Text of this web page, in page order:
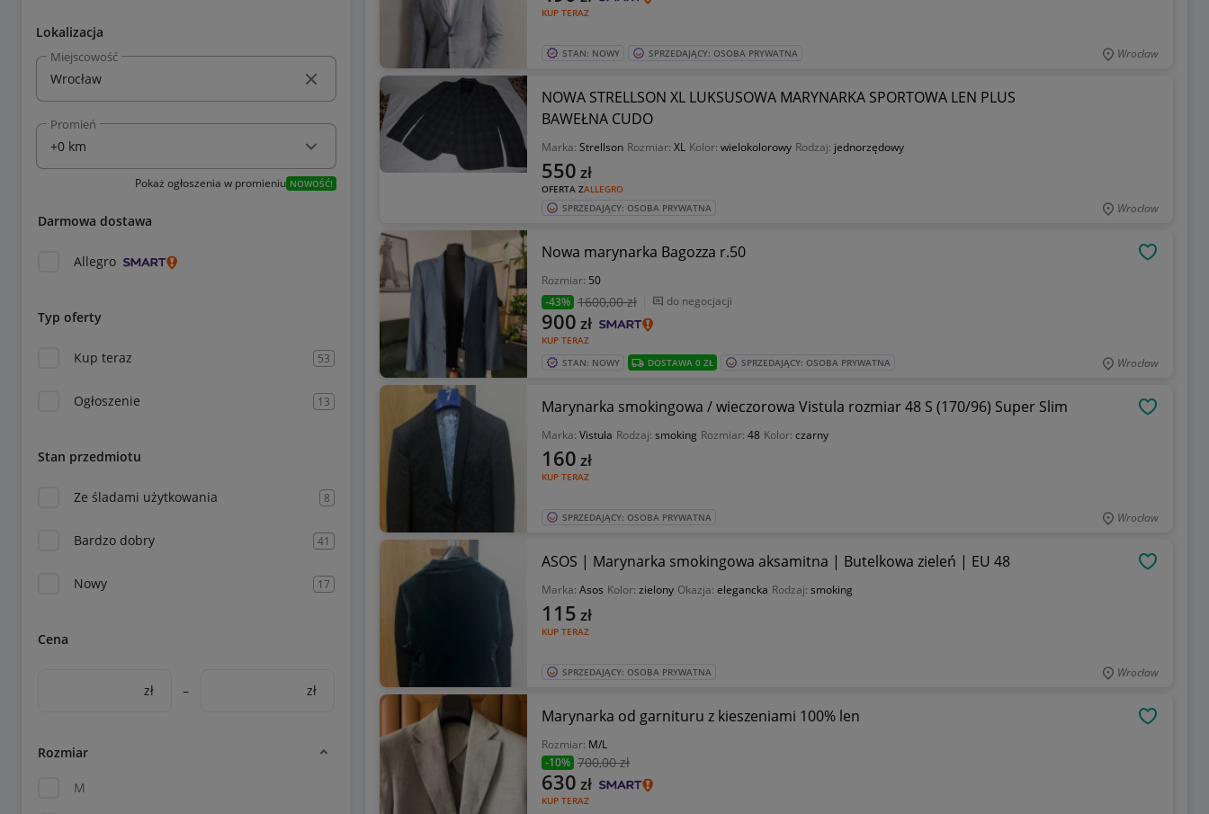
Lokalizacja
Miejscowość
Promień
Pokaż ogłoszenia w promieniu NOWOŚĆ!
Darmowa dostawa
Allegro
Typ oferty
Kup teraz 53
Ogłoszenie 13
Stan przedmiotu
Ze śladami użytkowania 8
Bardzo dobry 41
Nowy 17
Cena
zł – zł
Rozmiar
M
KUP TERAZ
STAN: NOWY SPRZEDAJĄCY: OSOBA PRYWATNA Wrocław
NOWA STRELLSON XL LUKSUSOWA MARYNARKA SPORTOWA LEN PLUS
BAWEŁNA CUDO
Marka: Strellson Rozmiar: XL Kolor: wielokolorowy Rodzaj: jednorzędowy
OFERTA ZALLEGRO
550 zł
SPRZEDAJĄCY: OSOBA PRYWATNA Wrocław
Nowa marynarka Bagozza r.50
Rozmiar: 50
-43% 1600,00 zł do negocjacji
KUP TERAZ
900 zł
STAN: NOWY DOSTAWA 0 ZŁ SPRZEDAJĄCY: OSOBA PRYWATNA Wrocław
Marynarka smokingowa / wieczorowa Vistula rozmiar 48 S (170/96) Super Slim
Marka: Vistula Rodzaj: smoking Rozmiar: 48 Kolor: czarny
KUP TERAZ
160 zł
SPRZEDAJĄCY: OSOBA PRYWATNA Wrocław
ASOS | Marynarka smokingowa aksamitna | Butelkowa zieleń | EU 48
Marka: Asos Kolor: zielony Okazja: elegancka Rodzaj: smoking
KUP TERAZ
115 zł
SPRZEDAJĄCY: OSOBA PRYWATNA Wrocław
Marynarka od garnituru z kieszeniami 100% len
Rozmiar: M/L
-10% 700,00 zł
KUP TERAZ
630 zł